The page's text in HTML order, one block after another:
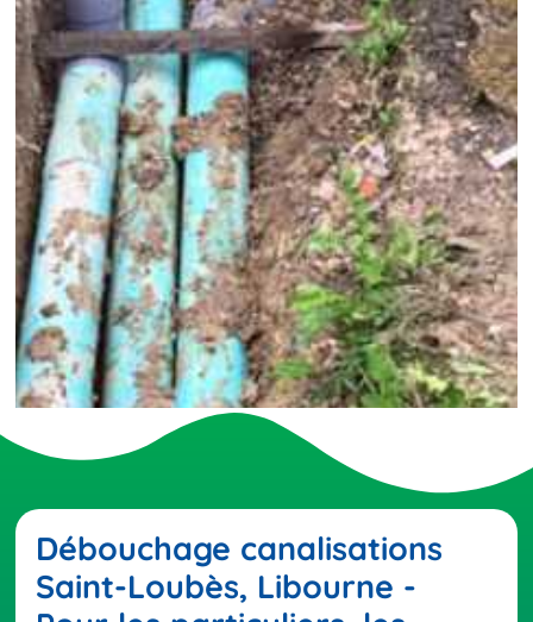
Débouchage canalisations
Saint-Loubès, Libourne -